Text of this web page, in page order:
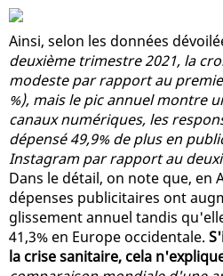
Ainsi, selon les données
deuxième trimestre 2021, la
modeste par rapport au
%), mais le pic annuel montre
canaux numériques, les
dépensé 49,9% de plus en
Instagram par rapport au
Dans le détail, on note que, en
dépenses publicitaires ont
glissement annuel tandis
41,3% en Europe occidentale.
la crise sanitaire, cela